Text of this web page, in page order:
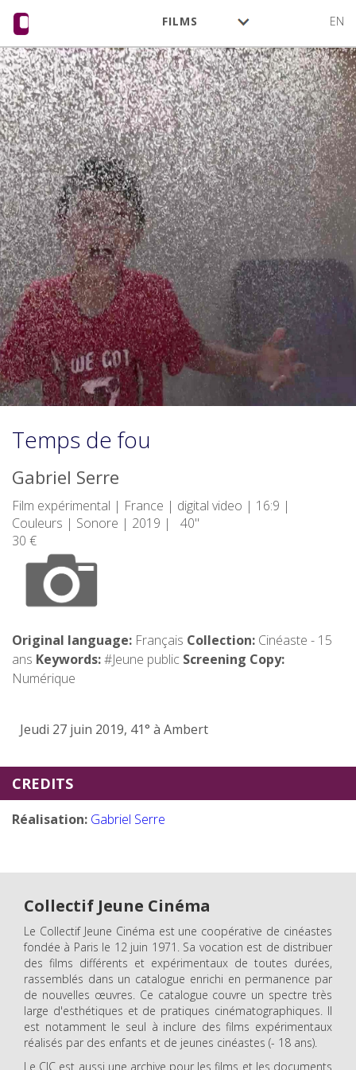
EN
FILMS
CINÉASTES
ACTIVITÉ
Temps de fou
Gabriel Serre
Film expérimental | France | digital video | 16:9 |
Couleurs | Sonore | 2019 | 40"
30 €
Original language: Français Collection: Cinéaste - 15
ans Keywords:#Jeune public Screening Copy:
Numérique
Jeudi 27 juin 2019, 41° à Ambert
CREDITS
Réalisation: Gabriel Serre
Collectif Jeune Cinéma
Le Collectif Jeune Cinéma est une coopérative de cinéastes
fondée à Paris le 12 juin 1971. Sa vocation est de distribuer
des films différents et expérimentaux de toutes durées,
rassemblés dans un catalogue enrichi en permanence par
de nouvelles œuvres. Ce catalogue couvre un spectre très
large d'esthétiques et de pratiques cinématographiques. Il
est notamment le seul à inclure des films expérimentaux
réalisés par des enfants et de jeunes cinéastes (- 18 ans).
Le CJC est aussi une archive pour les films et les documents